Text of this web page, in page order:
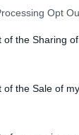
app
or usage
to Google and
specified
Opt
of the Sharing
of the Sale of my
a murva
hogy már
Rally kerül